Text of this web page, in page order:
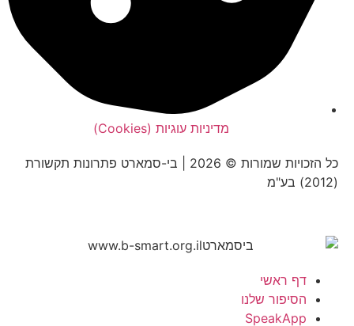
מדיניות עוגיות (Cookies)
כל הזכויות שמורות © 2026 | בי-סמארט פתרונות תקשורת
(2012) בע"מ
דף ראשי
הסיפור שלנו
SpeakApp